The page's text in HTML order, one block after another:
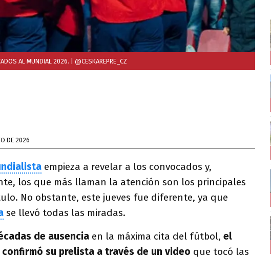
AL MUNDIAL 2026. | @CESKAREPRE_CZ
DE 2026
empieza a revelar a los convocados y,
los que más llaman la atención son los principales
No obstante, este jueves fue diferente, ya que
se llevó todas las miradas.
de ausencia en la máxima cita del fútbol, el
su prelista a través de un video que tocó las